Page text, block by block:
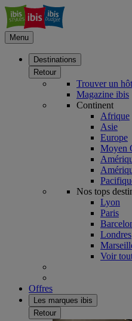
Menu
Destinations
Retour
Trouver un
Magazine ibis
Continent
Afrique
Asie
Europe
Moyen
Nos tops
Lyon
Paris
Londres
Voir
Offres
Les marques ibis
Retour